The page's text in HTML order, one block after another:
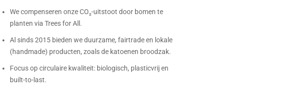
We compenseren onze CO₂-uitstoot door bomen te
planten via Trees for All.
Al sinds 2015 bieden we duurzame, fairtrade en lokale
(handmade) producten, zoals de katoenen broodzak.
Focus op circulaire kwaliteit: biologisch, plasticvrij en
built-to-last.